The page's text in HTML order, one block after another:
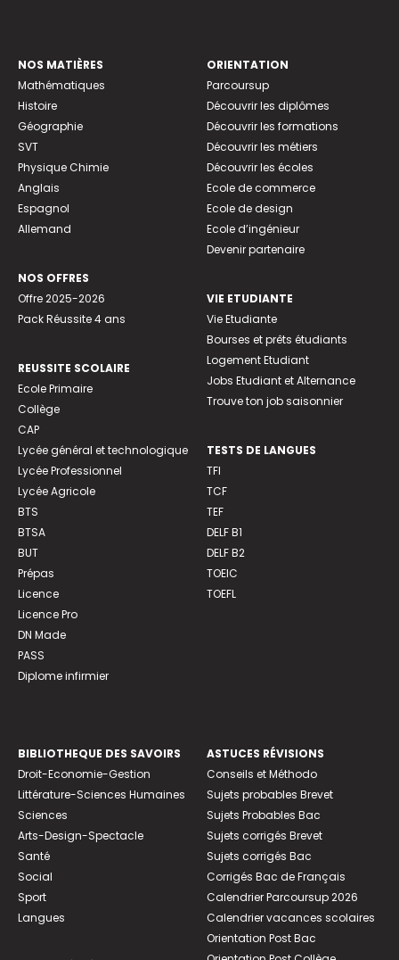
NOS MATIÈRES
Mathématiques
Histoire
Géographie
SVT
Physique Chimie
Anglais
Espagnol
Allemand
NOS OFFRES
Offre 2025-2026
Pack Réussite 4 ans
REUSSITE SCOLAIRE
Ecole Primaire
Collège
CAP
Lycée général et technologique
Lycée Professionnel
Lycée Agricole
BTS
BTSA
BUT
Prépas
Licence
Licence Pro
DN Made
PASS
Diplome infirmier
ORIENTATION
Parcoursup
Découvrir les diplômes
Découvrir les formations
Découvrir les métiers
Découvrir les écoles
Ecole de commerce
Ecole de design
Ecole d’ingénieur
Devenir partenaire
VIE ETUDIANTE
Vie Etudiante
Bourses et prêts étudiants
Logement Etudiant
Jobs Etudiant et Alternance
Trouve ton job saisonnier
TESTS DE LANGUES
TFI
TCF
TEF
DELF B1
DELF B2
TOEIC
TOEFL
BIBLIOTHEQUE DES SAVOIRS
Droit-Economie-Gestion
Littérature-Sciences Humaines
Sciences
Arts-Design-Spectacle
Santé
Social
Sport
Langues
ASTUCES RÉVISIONS
Conseils et Méthodo
Sujets probables Brevet
Sujets Probables Bac
Sujets corrigés Brevet
Sujets corrigés Bac
Corrigés Bac de Français
Calendrier Parcoursup 2026
Calendrier vacances scolaires
Orientation Post Bac